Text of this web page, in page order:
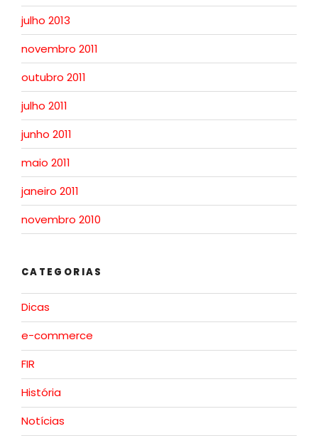
julho 2013
novembro 2011
outubro 2011
julho 2011
junho 2011
maio 2011
janeiro 2011
novembro 2010
CATEGORIAS
Dicas
e-commerce
FIR
História
Notícias